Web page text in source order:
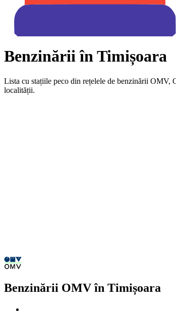
Benzinării în Timișoara
Lista cu stațiile peco din rețelele de benzinării
localității.
Benzinării OMV în Timișoara